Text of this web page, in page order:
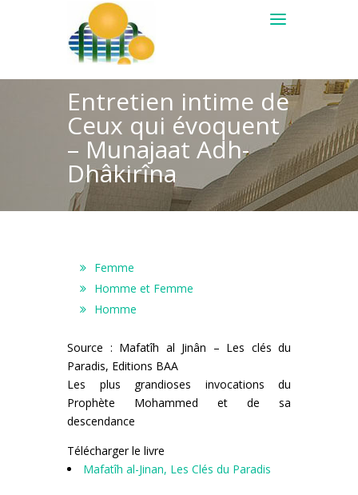
Entretien intime de
Ceux qui évoquent
– Munajaat Adh-
Dhâkirîna
Femme
Homme et Femme
Homme
Source : Mafatîh al Jinân – Les clés du
Paradis, Editions BAA
Les plus grandioses invocations du
Prophète Mohammed et de sa
descendance
Télécharger le livre
Mafatîh al-Jinan, Les Clés du Paradis